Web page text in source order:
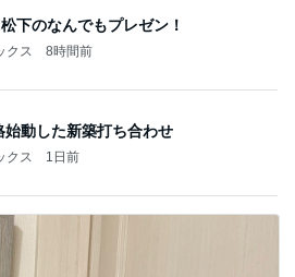
下のなんでもプレゼン！
クス 8時間前
始動した新築打ち合わせ
クス 1日前